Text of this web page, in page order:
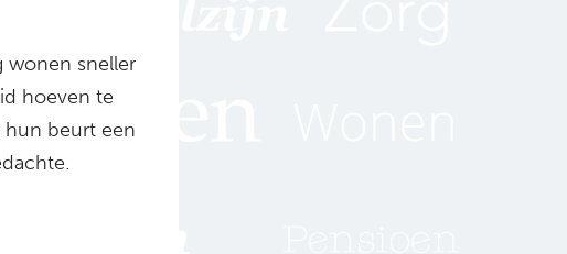
wonen sneller
hoeven te
hun beurt een